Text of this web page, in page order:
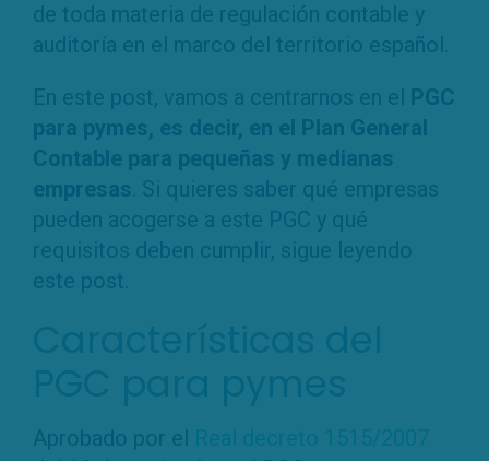
de toda materia de regulación contable y
auditoría en el marco del territorio español.
En este post, vamos a centrarnos en el PGC
para pymes, es decir, en el Plan General
Contable para pequeñas y medianas
empresas . Si quieres saber qué empresas
pueden acogerse a este PGC y qué
requisitos deben cumplir, sigue leyendo
este post.
Aprobado por el Real decreto 1515/2007